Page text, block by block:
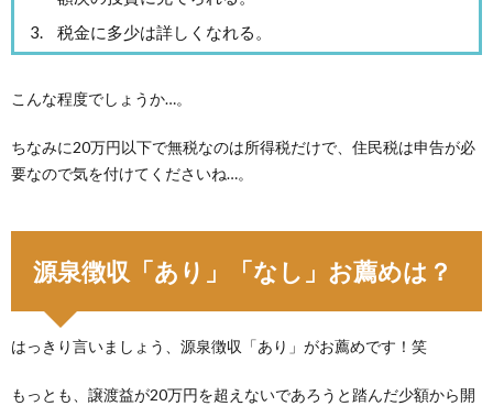
税金に多少は詳しくなれる。
こんな程度でしょうか…。
ちなみに20万円以下で無税なのは所得税だけで、住民税は申告が必
要なので気を付けてくださいね…。
源泉徴収「あり」「なし」お薦めは？
はっきり言いましょう、源泉徴収「あり」がお薦めです！笑
もっとも、譲渡益が20万円を超えないであろうと踏んだ少額から開